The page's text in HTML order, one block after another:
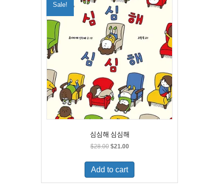
Sale!
심심해 심심해
$28.00 Original
was:
$28.00.
$21.00Current
is:
$21.00.
Add to cart